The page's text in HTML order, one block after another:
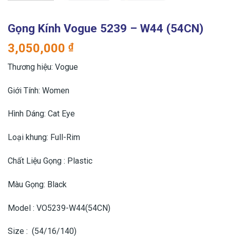
Gọng Kính Vogue 5239 – W44 (54CN)
3,050,000 ₫
Thương hiệu: Vogue
Giới Tính: Women
Hình Dáng: Cat Eye
Loại khung: Full-Rim
Chất Liệu Gọng : Plastic
Màu Gọng: Black
Model : VO5239-W44(54CN)
Size : (54/16/140)